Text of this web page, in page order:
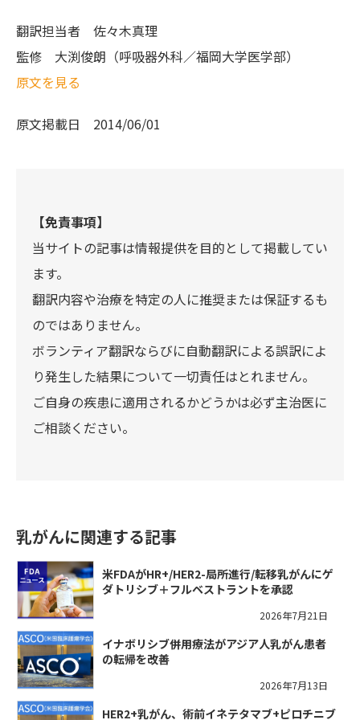
翻訳担当者 佐々木真理
監修 大渕俊朗（呼吸器外科／福岡大学医学部）
原文を見る
原文掲載日 2014/06/01
【免責事項】
当サイトの記事は情報提供を目的として掲載してい
ます。
翻訳内容や治療を特定の人に推奨または保証するも
のではありません。
ボランティア翻訳ならびに自動翻訳による誤訳によ
り発生した結果について一切責任はとれません。
ご自身の疾患に適用されるかどうかは必ず主治医に
ご相談ください。
乳がんに関連する記事
米FDAがHR+/HER2-局所進行/転移乳がんにゲ
ダトリシブ＋フルベストラントを承認
2026年7月21日
イナボリシブ併用療法がアジア人乳がん患者
の転帰を改善
2026年7月13日
HER2+乳がん、術前イネテタマブ+ピロチニブ